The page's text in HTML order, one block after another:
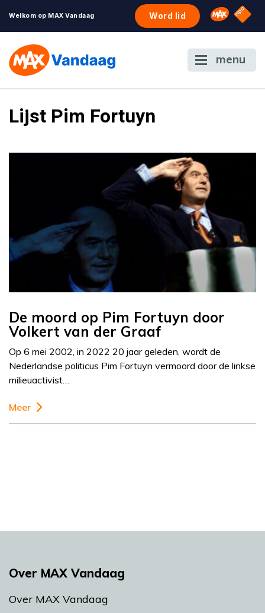
Welkom op MAX Vandaag Word lid Omroep
NPO
menu
Lijst Pim Fortuyn
De moord op Pim Fortuyn door
Volkert van der Graaf
Op 6 mei 2002, in 2022 20 jaar geleden, wordt de
Nederlandse politicus Pim Fortuyn vermoord door de linkse
milieuactivist…
Meer
Over MAX Vandaag
Over MAX Vandaag